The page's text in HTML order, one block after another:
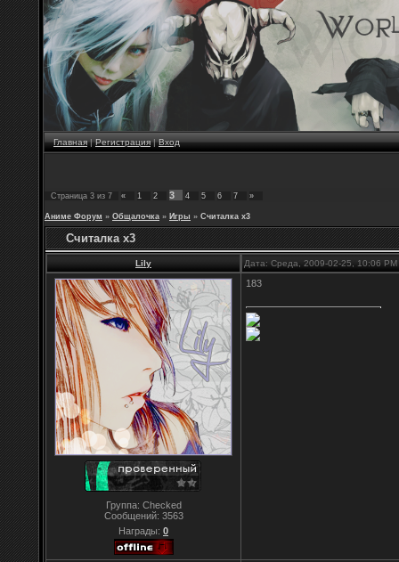
Главная|Регистрация|Вход
Страница 3 из 7 « 1 2 3 4 5 6 7 »
Аниме Форум » Общалочка » Игры » Считалка х3
Считалка х3
Lily Дата: Среда, 2009-02-25, 10:06
Группа: Checked
Сообщений: 3563
Награды: 0
183